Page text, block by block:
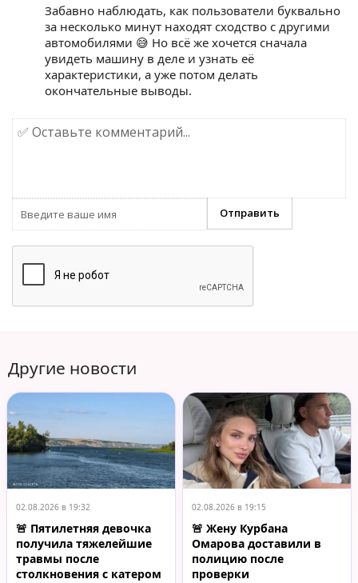
Забавно наблюдать, как пользователи буквально
за несколько минут находят сходство с другими
автомобилями 😅 Но всё же хочется сначала
увидеть машину в деле и узнать её
характеристики, а уже потом делать
окончательные выводы.
Другие новости
02.08.2026 в 19:32
🚨 Пятилетняя девочка
получила тяжелейшие
травмы после
столкновения с катером
02.08.2026 в 19:15
🚨 Жену Курбана
Омарова доставили в
полицию после
проверки